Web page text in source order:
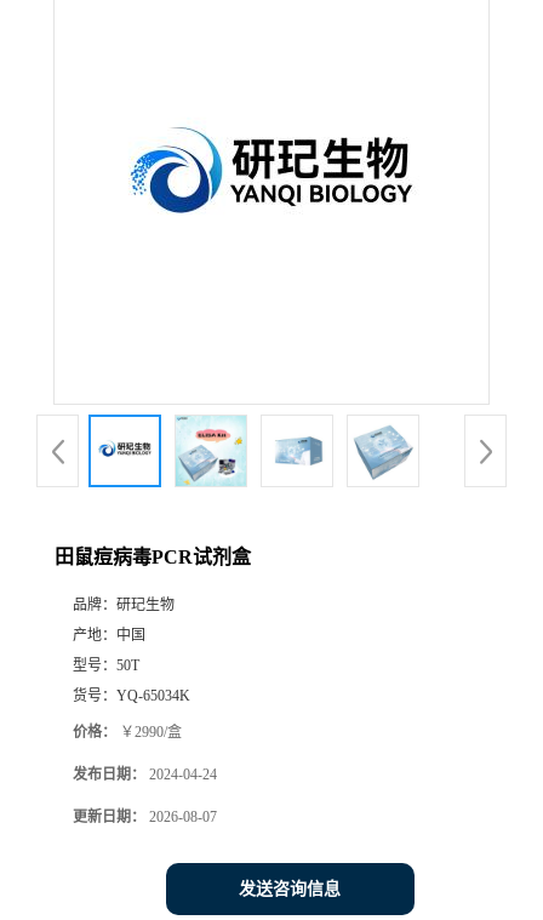
田鼠痘病毒PCR试剂盒
品牌： 研玘生物
产地： 中国
型号： 50T
货号： YQ-65034K
价格： ￥2990/盒
发布日期： 2024-04-24
更新日期： 2026-08-07
发送咨询信息